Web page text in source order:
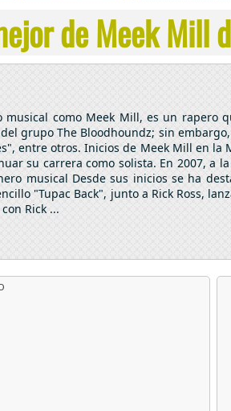
de Meek Mill
como Meek Mill, es un rapero
grupo The Bloodhoundz; sin
entre otros. Inicios de Meek Mill en
su carrera como solista. En 2007, a
musical Desde sus inicios se ha
"Tupac Back", junto a Rick Ross,
Rick ...